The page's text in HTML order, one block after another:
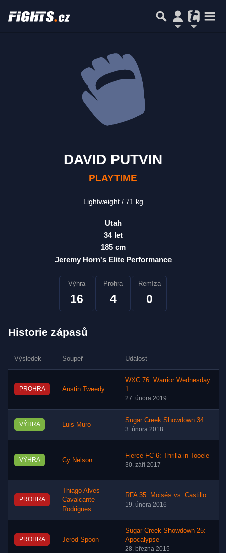
DAVID PUTVIN
PLAYTIME
Lightweight 71 kg
Utah
34 let
185 cm
Jeremy Horn's Elite Performance
Výhra
16
Prohra
4
Remíza
0
Historie zápasů
Výsledek Soupeř Událost
PROHRA Austin Tweedy
WXC 76: Warrior Wednesday
1
27. února 2019
VÝHRA Luis Muro
Sugar Creek Showdown 34
3. února 2018
VÝHRA Cy Nelson
Fierce FC 6: Thrilla in Tooele
30. září 2017
PROHRA
Thiago Alves
Cavalcante
Rodrigues
RFA 35: Moisés vs. Castillo
19. února 2016
PROHRA Jerod Spoon
Sugar Creek Showdown 25:
Apocalypse
28. března 2015